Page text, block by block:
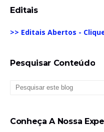
Editais
>> Editais Abertos -
Pesquisar Conteúdo
Conheça A Nossa